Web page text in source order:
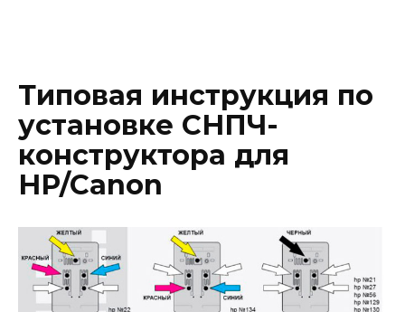
Типовая инструкция по
установке СНПЧ-
конструктора для
HP/Canon